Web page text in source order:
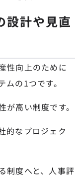
設計や見直
性向上のために
の1つです。
高い制度です。
的なプロジェク
制度へと、人事評